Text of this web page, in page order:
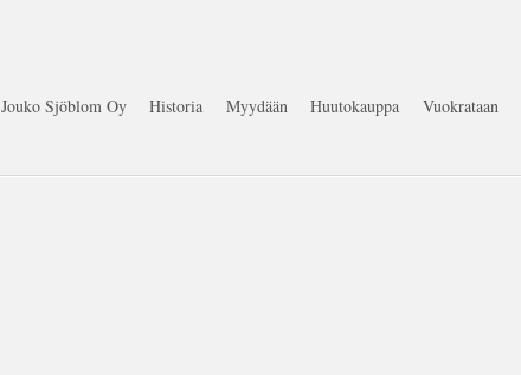
Jouko Sjöblom Oy Historia Myydään Huutokauppa Vuokrataan